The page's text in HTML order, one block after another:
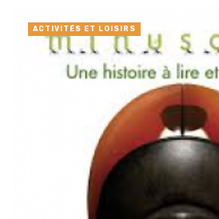
ACTIVITÉS ET LOISIRS